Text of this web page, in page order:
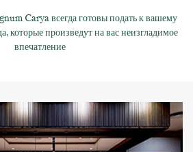
Carya всегда готовы подать к вашему
которые произведут на вас неизгладимое
впечатление